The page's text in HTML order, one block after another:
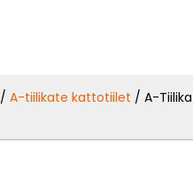
/A-tiilikate kattotiilet / A-